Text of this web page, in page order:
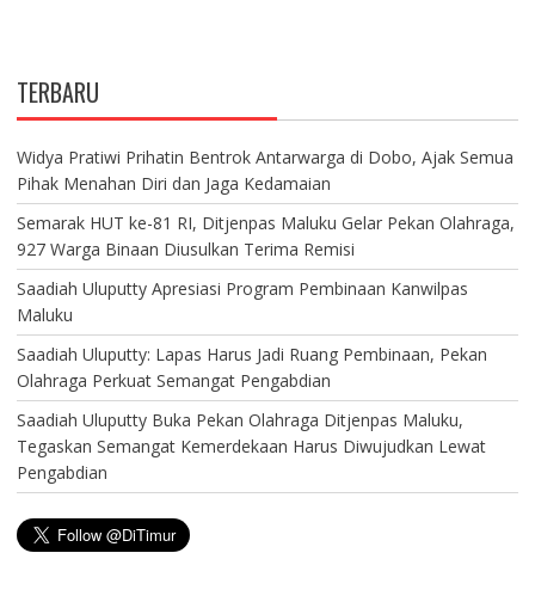
TERBARU
Widya Pratiwi Prihatin Bentrok Antarwarga di Dobo, Ajak Semua
Pihak Menahan Diri dan Jaga Kedamaian
Semarak HUT ke-81 RI, Ditjenpas Maluku Gelar Pekan Olahraga,
927 Warga Binaan Diusulkan Terima Remisi
Saadiah Uluputty Apresiasi Program Pembinaan Kanwilpas
Maluku
Saadiah Uluputty: Lapas Harus Jadi Ruang Pembinaan, Pekan
Olahraga Perkuat Semangat Pengabdian
Saadiah Uluputty Buka Pekan Olahraga Ditjenpas Maluku,
Tegaskan Semangat Kemerdekaan Harus Diwujudkan Lewat
Pengabdian